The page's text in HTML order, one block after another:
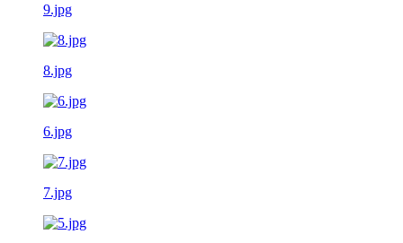
9.jpg
8.jpg
6.jpg
7.jpg